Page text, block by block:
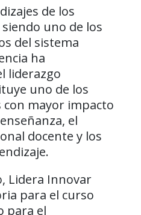
de los
uno de los
del sistema
ha
liderazgo
uno de los
con mayor impacto
el
docente y los
Lidera Innovar
para el curso
para el